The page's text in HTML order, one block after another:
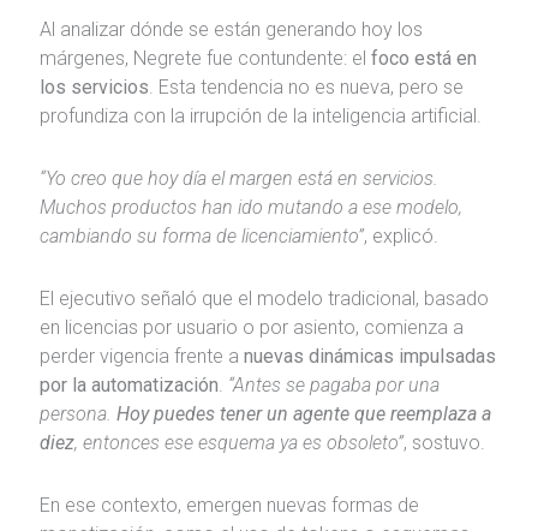
Al analizar dónde se están generando hoy los
márgenes, Negrete fue contundente: el foco está en
los servicios. Esta tendencia no es nueva, pero se
profundiza con la irrupción de la inteligencia artificial.
“Yo creo que hoy día el margen está en servicios.
Muchos productos han ido mutando a ese modelo,
cambiando su forma de licenciamiento”, explicó.
El ejecutivo señaló que el modelo tradicional, basado
en licencias por usuario o por asiento, comienza a
perder vigencia frente a nuevas dinámicas impulsadas
por la automatización. “Antes se pagaba por una
persona. Hoy puedes tener un agente que reemplaza a
diez, entonces ese esquema ya es obsoleto”, sostuvo.
En ese contexto, emergen nuevas formas de